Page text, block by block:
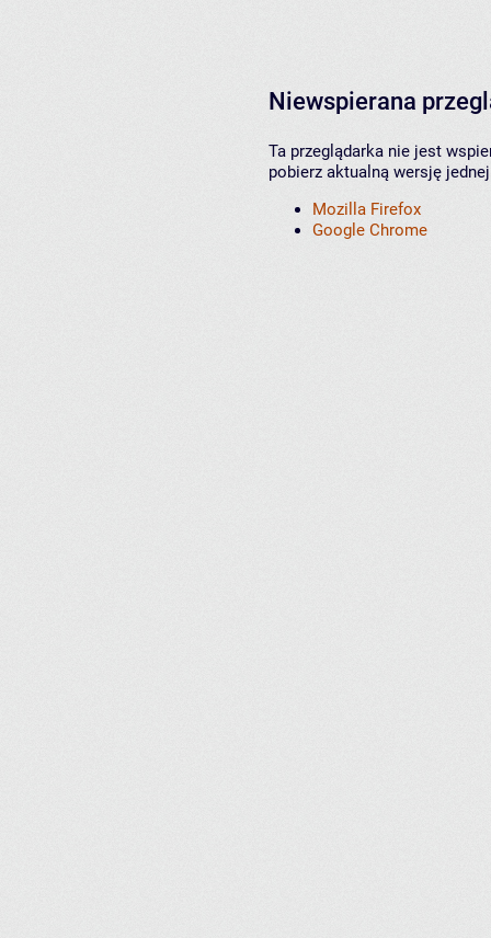
Niewspierana
Ta przeglądarka nie jest
pobierz aktualną wersję
Mozilla Firefox
Google Chrome